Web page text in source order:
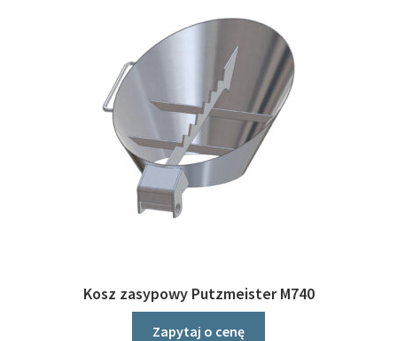
Kosz zasypowy Putzmeister M740
Zapytaj o cenę